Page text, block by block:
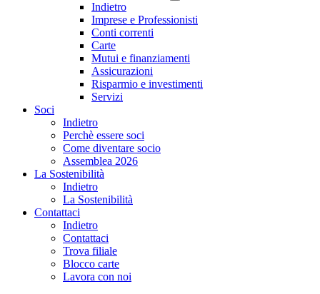
Indietro
Imprese e Professionisti
Conti correnti
Carte
Mutui e finanziamenti
Assicurazioni
Risparmio e investimenti
Servizi
Soci
Indietro
Perchè essere soci
Come diventare socio
Assemblea 2026
La Sostenibilità
Indietro
La Sostenibilità
Contattaci
Indietro
Contattaci
Trova filiale
Blocco carte
Lavora con noi